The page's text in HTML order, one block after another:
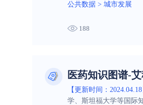
公共数据 > 城市发展
188
医药知识图谱-
【更新时间：2024.04.18
学、斯坦福大学等国际